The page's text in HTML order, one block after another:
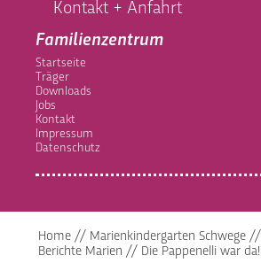
Kontakt + Anfahrt
Familienzentrum
Startseite
Träger
Downloads
Jobs
Kontakt
Impressum
Datenschutz
Home// Marienkindergarten Schwege//
Berichte Marien // Die Pappenelli war da!